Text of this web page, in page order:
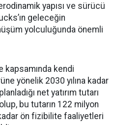
yapısı ve sürücü
geleceğin
yolculuğunda önemli
kapsamında kendi
yönelik 2030 yılına kadar
net yatırım tutarı
bu tutarın 122 milyon
ön fizibilite faaliyetleri